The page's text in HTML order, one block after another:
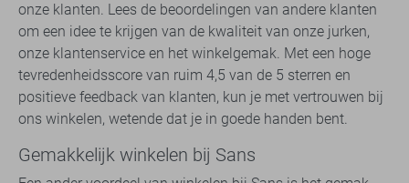
onze klanten. Lees de beoordelingen van andere klanten
om een idee te krijgen van de kwaliteit van onze jurken,
onze klantenservice en het winkelgemak. Met een hoge
tevredenheidsscore van ruim 4,5 van de 5 sterren en
positieve feedback van klanten, kun je met vertrouwen bij
ons winkelen, wetende dat je in goede handen bent.
Gemakkelijk winkelen bij Sans